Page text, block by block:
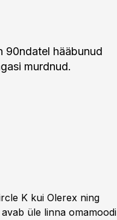
90ndatel hääbunud
murdnud.
K kui Olerex ning
üle linna omamoodi